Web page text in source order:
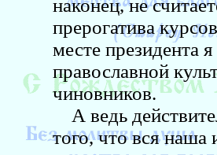
наконец, не
прерогатива
месте президента
православной
чиновников.
А ведь
того, что вся наша